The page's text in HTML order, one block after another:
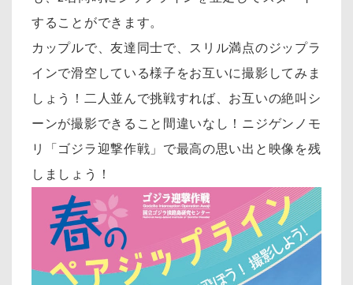
することができます。
カップルで、友達同士で、スリル満点のジップラ
インで滑空している様子をお互いに撮影してみま
しょう！二人並んで挑戦すれば、お互いの絶叫シ
ーンが撮影できること間違いなし！ニジゲンノモ
リ「ゴジラ迎撃作戦」で最高の思い出と映像を残
しましょう！